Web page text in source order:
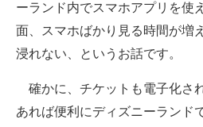
ーランド内でスマホアプリを使
面、スマホばかり見る時間が増
浸れない、というお話です。
確かに、チケットも電子化さ
あれば便利にディズニーランド